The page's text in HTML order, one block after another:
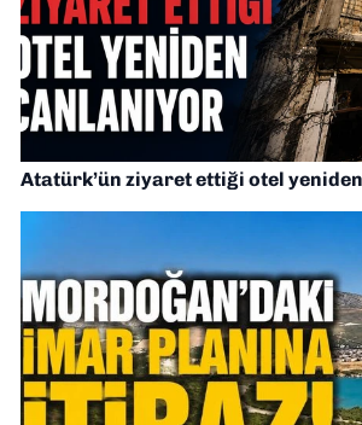
Atatürk’ün ziyaret ettiği otel